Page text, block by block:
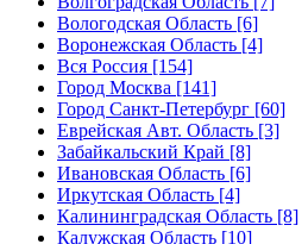
Вологодская Область [6]
Воронежская Область [4]
Вся Россия [154]
Город Москва [141]
Город Санкт-Петербург [60]
Еврейская Авт. Область [3]
Забайкальский Край [8]
Ивановская Область [6]
Иркутская Область [4]
Калининградская Область [8]
Калужская Область [10]